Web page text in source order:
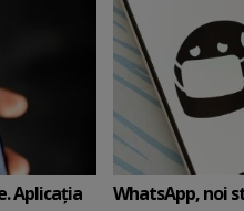
Aplicația
WhatsApp, noi